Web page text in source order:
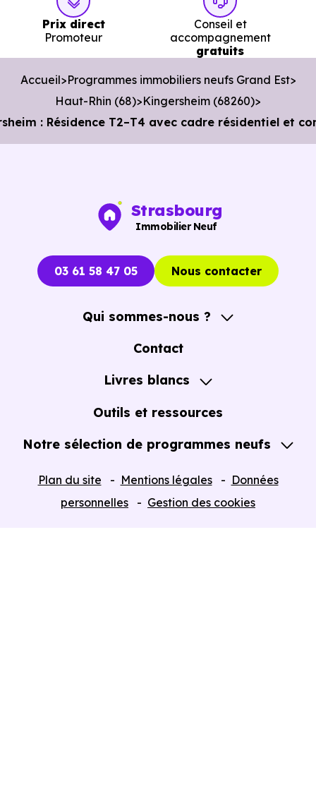
Poste :La Poste Illzach
à 1.7 km, soit 2 min en voiture
ou à 1.6 km, soit 19 min à pied.
km, soit 3 min en voiture ou à 1.7 km, soit 20 min à
Prix direct
Promoteur
Conseil et
accompagnement
gratuits
Accueil Programmes immobiliers neufs Grand Est
Haut-Rhin (68) Kingersheim (68260)
: Résidence T2–T4 avec cadre résidentiel et
Strasbourg
Immobilier Neuf
03 61 58 47 05 Nous contacter
Qui sommes-nous ?
A propos
Contact
Livres blancs
Guide de l'Achat immobilier neuf en VEFA
Outils et ressources
Notre sélection de programmes neufs
Plan du site Mentions légales
Données
personnelles
Gestion des cookies